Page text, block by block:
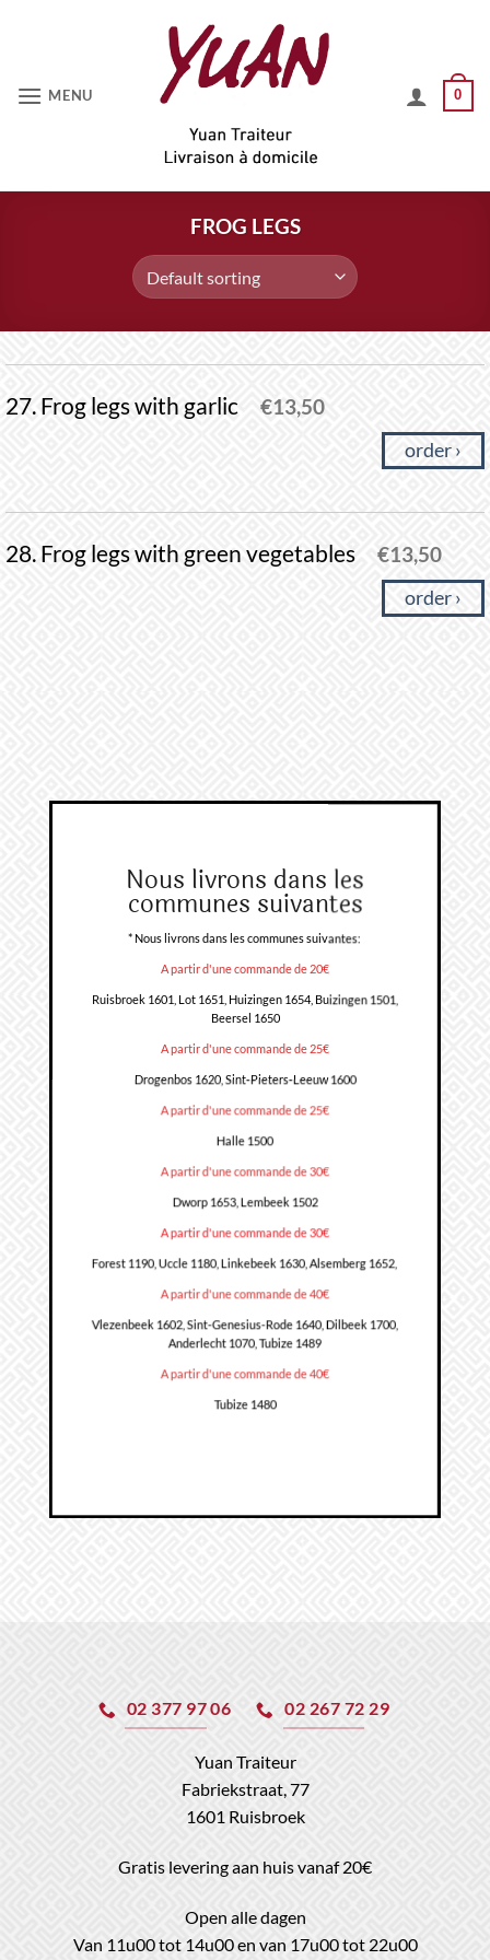
MENU 0
FROG LEGS
27. Frog legs with garlic €13,50
order ›
28. Frog legs with green vegetables €13,50
order ›
Nous livrons dans les
communes suivantes
* Nous livrons dans les communes suivantes:
A partir d'une commande de 20€
Ruisbroek 1601, Lot 1651, Huizingen 1654, Buizingen 1501,
Beersel 1650
A partir d'une commande de 25€
Drogenbos 1620, Sint-Pieters-Leeuw 1600
A partir d'une commande de 25€
Halle 1500
A partir d'une commande de 30€
Dworp 1653, Lembeek 1502
A partir d'une commande de 30€
Forest 1190, Uccle 1180, Linkebeek 1630, Alsemberg 1652,
A partir d'une commande de 40€
Vlezenbeek 1602, Sint-Genesius-Rode 1640, Dilbeek 1700,
Anderlecht 1070, Tubize 1489
A partir d'une commande de 40€
Tubize 1480
02 377 97 06 02 267 72 29
Yuan Traiteur
Fabriekstraat, 77
1601 Ruisbroek
Gratis levering aan huis vanaf 20€
Open alle dagen
Van 11u00 tot 14u00 en van 17u00 tot 22u00